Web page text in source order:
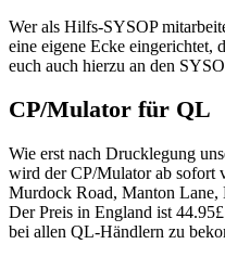
Wer als Hilfs-SYSOP
eine eigene Ecke eingerichtet,
euch auch hierzu an den
CP/Mulator für QL
Wie erst nach Drucklegung
wird der CP/Mulator ab sofort
Murdock Road, Manton
Der Preis in England ist
bei allen QL-Händlern zu